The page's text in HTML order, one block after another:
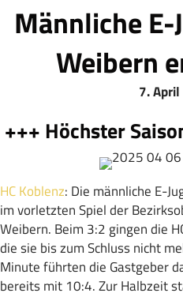
Männliche E-
Weibern
7.
+++ Höchster
HC Koblenz: Die männliche E-
im vorletzten Spiel der
Weibern. Beim 3:2 gingen die
die sie bis zum Schluss nicht
Minute führten die Gastgeber
bereits mit 10:4. Zur Halbzeit